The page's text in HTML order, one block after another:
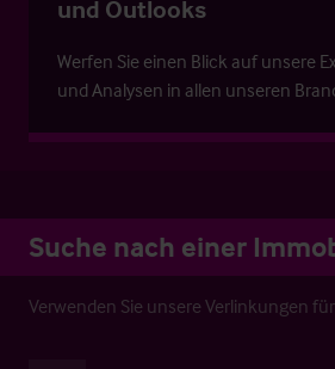
und Outlooks
Werfen Sie einen Blick auf unsere
und Analysen in allen unseren
Suche nach einer
Verwenden Sie unsere Verlinkungen